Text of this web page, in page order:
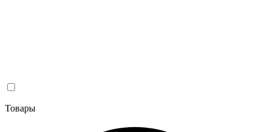
Товары